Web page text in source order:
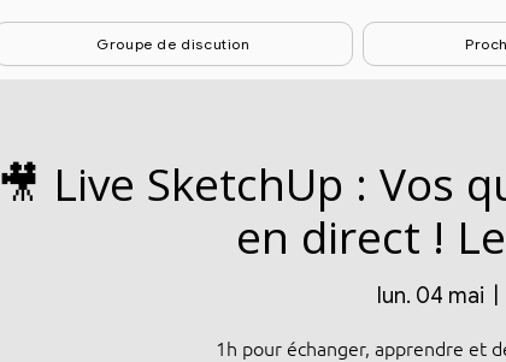
Groupe de discution
🎥 Live SketchUp : Vos
en direct !
lun. 04 mai
1h pour échanger, apprendre et